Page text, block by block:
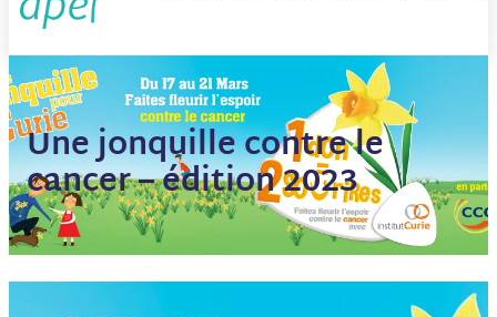
Une jonquille contre le
cancer – édition 2023